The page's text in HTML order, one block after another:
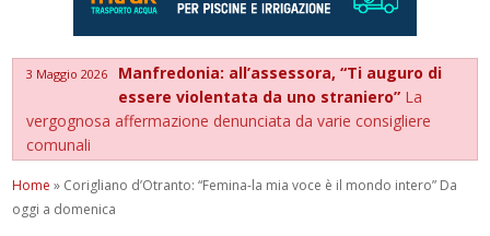
3 Maggio 2026
Manfredonia: all’assessora, “Ti auguro di
essere violentata da uno straniero” La
vergognosa affermazione denunciata da varie consigliere
comunali
Home » Corigliano d’Otranto: “Femina-la mia voce è il mondo intero” Da
oggi a domenica